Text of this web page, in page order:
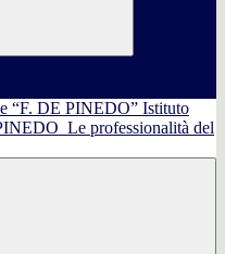
Istituto
Le professionalità del